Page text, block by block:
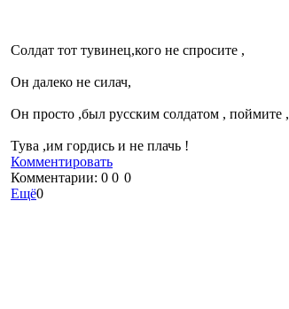
Солдат тот тувинец,кого не спросите ,
Он далеко не силач,
Он просто ,был русским солдатом , поймите ,
Тува ,им гордись и не плачь !
Комментировать
Комментарии: 0 0 0
Ещё0